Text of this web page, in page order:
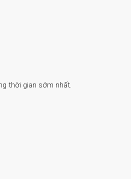
thời gian sớm nhất.